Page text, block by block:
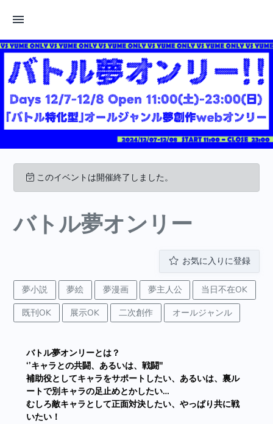
このイベントは開催終了しました。
バトル夢オンリー
お気に入りに登録
夢小説 夢絵 夢漫画 夢主人公
当日不在OK
既刊OK
展示OK 二次創作 オールジャンル
バトル夢オンリーとは？
‘’キャラとの共闘、あるいは、戦闘''
補助役としてキャラをサポートしたい、あるいは、裏ル
ートで別キャラの足止めとかしたい…
むしろ敵キャラとして正面対決したい、やっぱり共に戦
いたい！